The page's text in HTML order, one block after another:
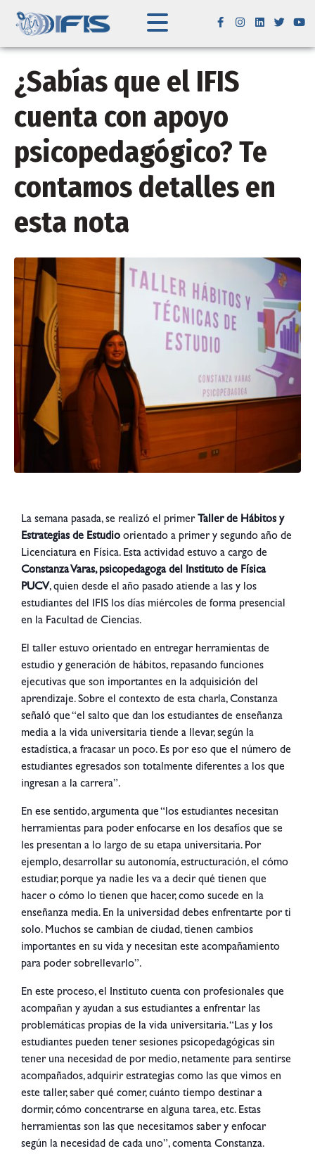
¿Sabías que el IFIS
cuenta con apoyo
psicopedagógico? Te
contamos detalles en
esta nota
La semana pasada, se realizó el primer Taller de Hábitos y
Estrategias de Estudio orientado a primer y segundo año de
Licenciatura en Física. Esta actividad estuvo a cargo de
Constanza Varas, psicopedagoga del Instituto de Física
PUCV, quien desde el año pasado atiende a las y los
estudiantes del IFIS los días miércoles de forma presencial
en la Facultad de Ciencias.
El taller estuvo orientado en entregar herramientas de
estudio y generación de hábitos, repasando funciones
ejecutivas que son importantes en la adquisición del
aprendizaje. Sobre el contexto de esta charla, Constanza
señaló que “el salto que dan los estudiantes de enseñanza
media a la vida universitaria tiende a llevar, según la
estadística, a fracasar un poco. Es por eso que el número de
estudiantes egresados son totalmente diferentes a los que
ingresan a la carrera”.
En ese sentido, argumenta que “los estudiantes necesitan
herramientas para poder enfocarse en los desafíos que se
les presentan a lo largo de su etapa universitaria. Por
ejemplo, desarrollar su autonomía, estructuración, el cómo
estudiar, porque ya nadie les va a decir qué tienen que
hacer o cómo lo tienen que hacer, como sucede en la
enseñanza media. En la universidad debes enfrentarte por ti
solo. Muchos se cambian de ciudad, tienen cambios
importantes en su vida y necesitan este acompañamiento
para poder sobrellevarlo”.
En este proceso, el Instituto cuenta con profesionales que
acompañan y ayudan a sus estudiantes a enfrentar las
problemáticas propias de la vida universitaria. “Las y los
estudiantes pueden tener sesiones psicopedagógicas sin
tener una necesidad de por medio, netamente para sentirse
acompañados, adquirir estrategias como las que vimos en
este taller, saber qué comer, cuánto tiempo destinar a
dormir, cómo concentrarse en alguna tarea, etc. Estas
herramientas son las que necesitamos saber y enfocar
según la necesidad de cada uno”, comenta Constanza.